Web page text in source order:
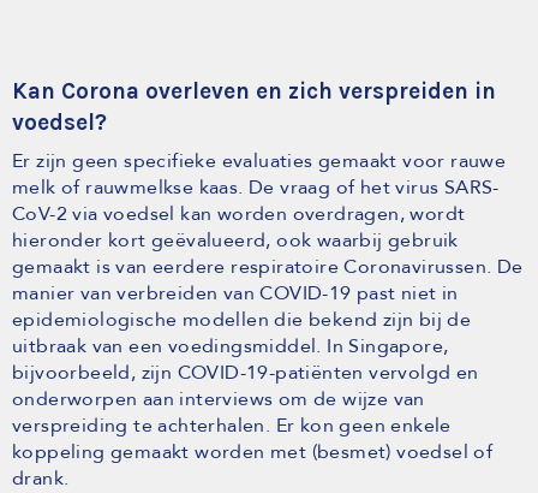
Kan Corona overleven en zich verspreiden in
voedsel?
Er zijn geen specifieke evaluaties gemaakt voor rauwe
melk of rauwmelkse kaas. De vraag of het virus SARS-
CoV-2 via voedsel kan worden overdragen, wordt
hieronder kort geëvalueerd, ook waarbij gebruik
gemaakt is van eerdere respiratoire Coronavirussen. De
manier van verbreiden van COVID-19 past niet in
epidemiologische modellen die bekend zijn bij de
uitbraak van een voedingsmiddel. In Singapore,
bijvoorbeeld, zijn COVID-19-patiënten vervolgd en
onderworpen aan interviews om de wijze van
verspreiding te achterhalen. Er kon geen enkele
koppeling gemaakt worden met (besmet) voedsel of
drank.